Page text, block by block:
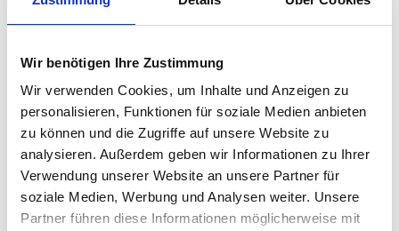
Wir benötigen Ihre Zustimmung
Wir verwenden Cookies, um Inhalte und Anzeigen zu
personalisieren, Funktionen für soziale Medien anbieten
zu können und die Zugriffe auf unsere Website zu
analysieren. Außerdem geben wir Informationen zu Ihrer
Verwendung unserer Website an unsere Partner für
soziale Medien, Werbung und Analysen weiter. Unsere
Partner führen diese Informationen möglicherweise mit
Aloha Living Immobilien GmbH
"Erlebe den Immobilienverkauf neu mit Aloha Living
entspannten Verkaufsprozess zu bieten. Vertraue auf
unsere Expertise und lasse Dich vom Aloha-Spirit
begeistern!"
Kostenfreie Beratung anfordern